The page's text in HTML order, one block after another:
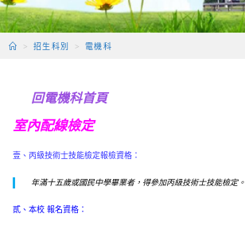
> 招生科別 > 電機科
回電機科首頁
室內配線檢定
壹、丙級技術士技能檢定報檢資格：
年滿十五歲或國民中學畢業者，得參加丙級技術士技能檢定。
貳、本校報名資格 ：